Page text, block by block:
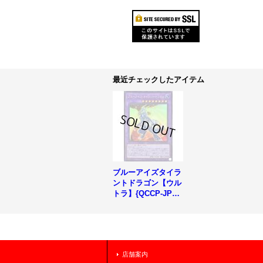
最近チェックしたアイテム
ブルーアイズタイラ
ントドラゴン【ウル
トラ】{QCCP-JP00
店舗案内